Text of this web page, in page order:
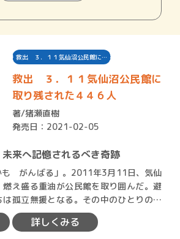
救出 ３．１１気仙沼公民館に…
救出 ３．１１気仙沼公民館に
取り残された４４６人
著/猪瀬直樹
発売日：2021-02-05
来へ記憶されるべき奇跡
がんばる」。2011年3月11日、気仙
え盛る重油が公民館を取り囲んだ。避
孤立無援となる。その中のひとりの女
詳しくみる